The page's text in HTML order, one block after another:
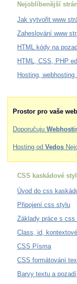
Nejoblíbenější
Jak vytvořit www
Zaheslování www
HTML kódy na
HTML, CSS, PHP
Hosting, webhosting
Prostor pro vaše
Doporučuju
Hosting od Vedos
CSS kaskádové
Úvod do css
Připojení css stylu
Základy práce s
Class, id,
CSS Písma
CSS formátování
Barvy textu a